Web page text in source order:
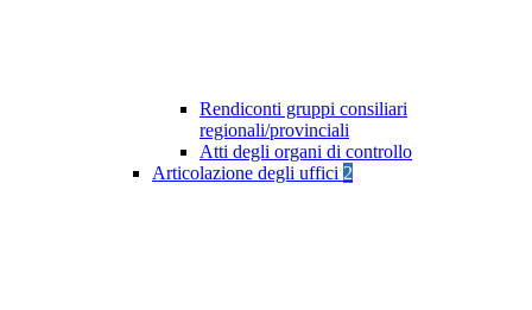
Rendiconti gruppi consiliari
regionali/provinciali
Atti degli organi di controllo
Articolazione degli uffici 2